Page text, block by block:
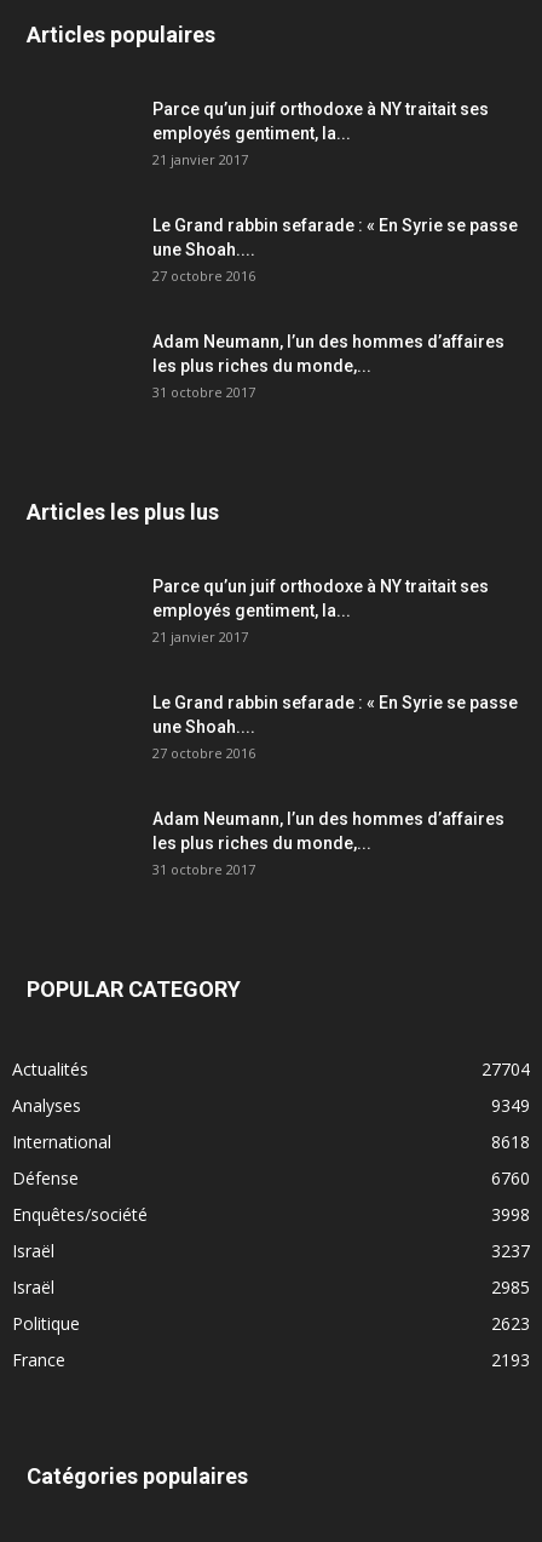
Articles populaires
Parce qu’un juif orthodoxe à NY traitait ses
employés gentiment, la...
21 janvier 2017
Le Grand rabbin sefarade : « En Syrie se passe
une Shoah....
27 octobre 2016
Adam Neumann, l’un des hommes d’affaires
les plus riches du monde,...
31 octobre 2017
Articles les plus lus
Parce qu’un juif orthodoxe à NY traitait ses
employés gentiment, la...
21 janvier 2017
Le Grand rabbin sefarade : « En Syrie se passe
une Shoah....
27 octobre 2016
Adam Neumann, l’un des hommes d’affaires
les plus riches du monde,...
31 octobre 2017
POPULAR CATEGORY
Actualités
27704
Analyses
9349
International
8618
Défense
6760
Enquêtes/société
3998
Israël
3237
Israël
2985
Politique
2623
France
2193
Catégories populaires